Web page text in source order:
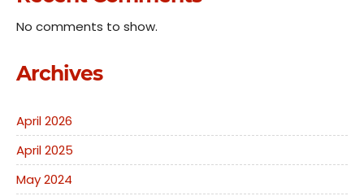
No comments to show.
Archives
April 2026
April 2025
May 2024